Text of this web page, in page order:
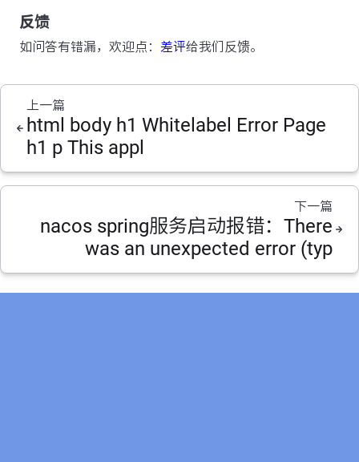
反馈
如问答有错漏，欢迎点： 差评给我们反馈。
上一篇
html body h1 Whitelabel Error Page
h1 p This appl
下一篇
nacos spring服务启动报错：There
was an unexpected error (typ